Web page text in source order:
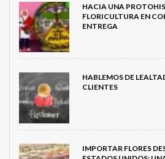
HACIA UNA
FLORICULTURA EN
ENTREGA
HABLEMOS DE
CLIENTES
IMPORTAR FLORES